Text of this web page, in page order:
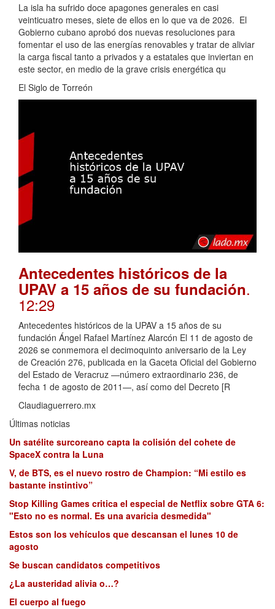
La isla ha sufrido doce apagones generales en casi
veinticuatro meses, siete de ellos en lo que va de 2026. El
Gobierno cubano aprobó dos nuevas resoluciones para
fomentar el uso de las energías renovables y tratar de aliviar
la carga fiscal tanto a privados y a estatales que inviertan en
este sector, en medio de la grave crisis energética qu
El Siglo de Torreón
Antecedentes históricos de la
UPAV a 15 años de su fundación.
12:29
Antecedentes históricos de la UPAV a 15 años de su
fundación Ángel Rafael Martínez Alarcón El 11 de agosto de
2026 se conmemora el decimoquinto aniversario de la Ley
de Creación 276, publicada en la Gaceta Oficial del Gobierno
del Estado de Veracruz —número extraordinario 236, de
fecha 1 de agosto de 2011—, así como del Decreto [R
Claudiaguerrero.mx
Últimas noticias
Un satélite surcoreano capta la colisión del cohete de
SpaceX contra la Luna
V, de BTS, es el nuevo rostro de Champion: “Mi estilo es
bastante instintivo”
Stop Killing Games critica el especial de Netflix sobre GTA 6:
"Esto no es normal. Es una avaricia desmedida"
Estos son los vehículos que descansan el lunes 10 de
agosto
Se buscan candidatos competitivos
¿La austeridad alivia o…?
El cuerpo al fuego